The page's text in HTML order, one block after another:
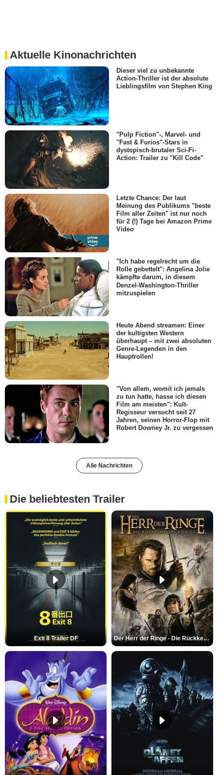
Aktuelle Kinonachrichten
Dieser viel zu unbekannte
Action-Thriller ist der absolute
Lieblingsfilm von Stephen King
"Pulp Fiction"-, Marvel- und
"Fast & Furios"-Stars in
dystopisch-brutaler Sci-Fi-
Action: Trailer zu "Kill Code"
Letzte Chance: Der laut
Meinung des Publikums "beste
Film aller Zeiten" ist nur noch
für 2 (!) Tage bei Amazon Prime
Video
"Ich habe regelrecht um die
Rolle gebettelt": Angelina Jolie
kämpfte darum, in diesem
Denzel-Washington-Thriller
mitzuspielen
Heute Abend streamen: Einer
der kultigsten Western
überhaupt – mit zwei absoluten
Genre-Legenden in den
Hauptrollen!
"Von allem, womit ich jemals
zu tun hatte, hasse ich diesen
Film am meisten": Kult-
Regisseur versucht seit 27
Jahren, seinen Horror-Flop mit
Robert Downey Jr. zu vergessen
Alle Nachrichten
Die beliebtesten Trailer
Exit 8 Trailer DF Der Herr der Ringe - Die Rückkehr des Königs Trailer OV